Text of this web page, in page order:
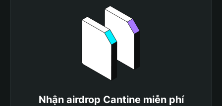
Nhận airdrop Cantine miễn phí